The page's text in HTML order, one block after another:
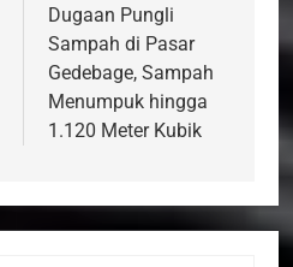
Dugaan Pungli
Sampah di Pasar
Gedebage, Sampah
Menumpuk hingga
1.120 Meter Kubik